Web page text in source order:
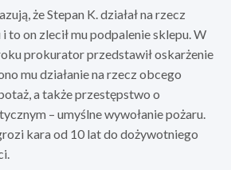
że Stepan K. działał na rzecz
to on zlecił mu podpalenie sklepu. W
prokurator przedstawił oskarżenie
mu działanie na rzecz obcego
a także przestępstwo o
– umyślne wywołanie pożaru.
kara od 10 lat do dożywotniego